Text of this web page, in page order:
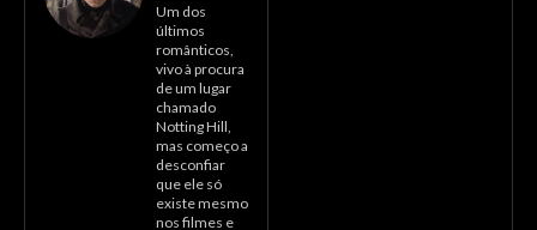
Um dos
últimos
românticos,
vivo à procura
de um lugar
chamado
Notting Hill,
mas começo a
desconfiar
que ele só
existe mesmo
nos filmes e